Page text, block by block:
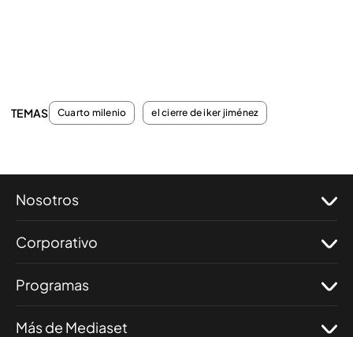
TEMAS Cuarto milenio el cierre de iker jiménez
Nosotros
Corporativo
Programas
Más de Mediaset